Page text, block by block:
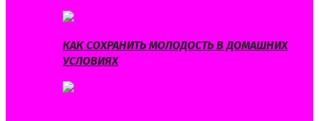
КАК СОХРАНИТЬ МОЛОДОСТЬ В ДОМАШНИХ
УСЛОВИЯХ